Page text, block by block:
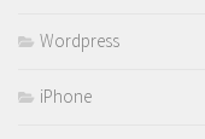
Wordpress
iPhone